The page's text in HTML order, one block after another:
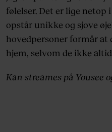
følelser. Det er lige netop
opstår unikke og sjove
hovedpersoner formår
hjem, selvom de ikke
Kan streames på Yousee